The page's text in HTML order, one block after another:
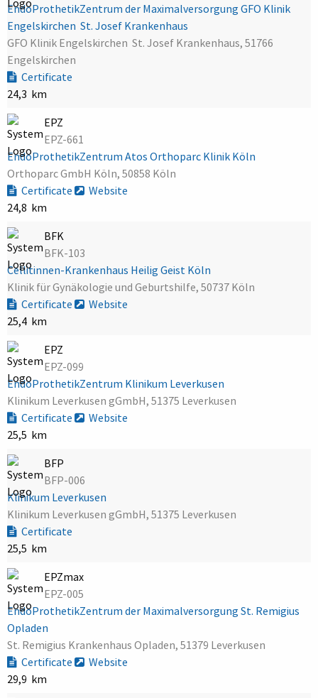
EndoProthetikZentrum der Maximalversorgung GFO Klinik
Engelskirchen  St. Josef Krankenhaus
GFO Klinik Engelskirchen  St. Josef Krankenhaus, 51766
Engelskirchen
Certificate
24,3 km
EPZ
EPZ-661
EndoProthetikZentrum Atos Orthoparc Klinik Köln
Orthoparc GmbH Köln, 50858 Köln
Certificate
Website
24,8 km
BFK
BFK-103
Cellitinnen-Krankenhaus Heilig Geist Köln
Klinik für Gynäkologie und Geburtshilfe, 50737 Köln
Certificate
Website
25,4 km
EPZ
EPZ-099
EndoProthetikZentrum Klinikum Leverkusen
Klinikum Leverkusen gGmbH, 51375 Leverkusen
Certificate
Website
25,5 km
BFP
BFP-006
Klinikum Leverkusen
Klinikum Leverkusen gGmbH, 51375 Leverkusen
Certificate
25,5 km
EPZmax
EPZ-005
EndoProthetikZentrum der Maximalversorgung St. Remigius
Opladen
St. Remigius Krankenhaus Opladen, 51379 Leverkusen
Certificate
Website
29,9 km